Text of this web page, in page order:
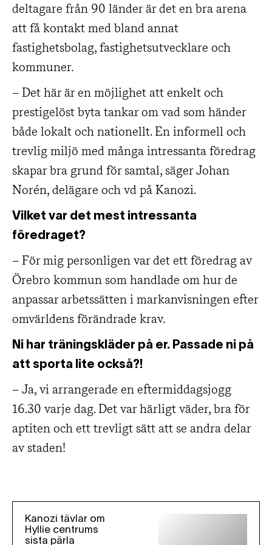
deltagare från 90 länder är det en bra arena
att få kontakt med bland annat
fastighetsbolag, fastighetsutvecklare och
kommuner.
– Det här är en möjlighet att enkelt och
prestigelöst byta tankar om vad som händer
både lokalt och nationellt. En informell och
trevlig miljö med många intressanta föredrag
skapar bra grund för samtal, säger Johan
Norén, delägare och vd på Kanozi.
Vilket var det mest intressanta
föredraget?
– För mig personligen var det ett föredrag av
Örebro kommun som handlade om hur de
anpassar arbetssätten i markanvisningen efter
omvärldens förändrade krav.
Ni har träningskläder på er. Passade ni på
att sporta lite också?!
– Ja, vi arrangerade en eftermiddagsjogg
16.30 varje dag. Det var härligt väder, bra för
aptiten och ett trevligt sätt att se andra delar
av staden!
Kanozi tävlar om
Hyllie centrums
sista pärla